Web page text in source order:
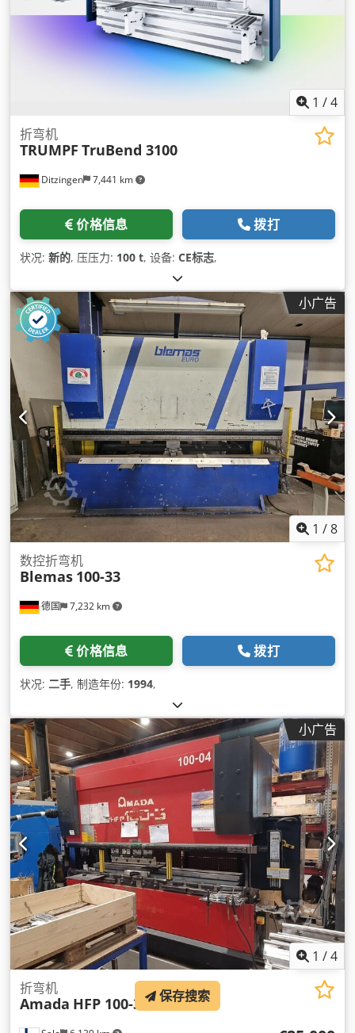
1 /4
Ditzingen 7,441 km
折弯机
TRUMPF TruBend 3100
价格信息 拨打
状况: 新的, 压压力: 100 t, 设备: CE标志,
小广告
1 /8
德国 7,232 km
数控折弯机
Blemas 100-33
价格信息 拨打
状况: 二手, 制造年份: 1994,
小广告
1 /4
折弯机
Amada HFP 100-3L 保存搜索